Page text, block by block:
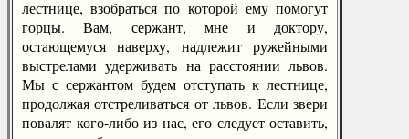
лестнице, взобраться по которой ему помогут
горцы. Вам, сержант, мне и доктору,
остающемуся наверху, надлежит ружейными
выстрелами удерживать на расстоянии львов.
Мы с сержантом будем отступать к лестнице,
продолжая отстреливаться от львов. Если звери
повалят кого-либо из нас, его следует оставить,